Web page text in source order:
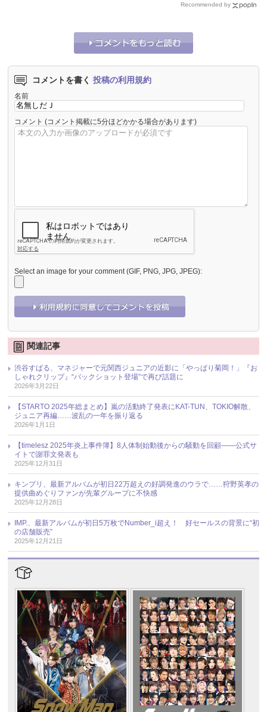
Recommended by
コメントを書く 投稿の利用規約
名前
コメント (コメント掲載に5分ほどかかる場合があります)
Select an image for your comment (GIF, PNG, JPG, JPEG):
関連記事
渋谷すばる、マネジャーで元関西ジュニアの近影に「やっぱり菊岡！」『お
しゃれクリップ』“バックショット登場”で再び話題に
2026年3月22日
【STARTO 2025年総まとめ】嵐の活動終了発表にKAT-TUN、TOKIO解散、
ジュニア再編……波乱の一年を振り返る
2026年1月1日
【timelesz 2025年炎上事件簿】8人体制始動後からの騒動を回顧――公式サ
イトで謝罪文発表も
2025年12月31日
キンプリ、最新アルバムが初日22万超えの好調発進のウラで……狩野英孝の
提供曲めぐりファンが先輩グループに不快感
2025年12月28日
IMP.、最新アルバムが初日5万枚でNumber_i超え！ 好セールスの背景に“初
の店舗販売”
2025年12月21日